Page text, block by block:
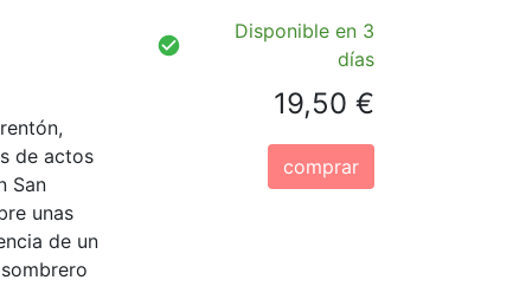
de actos
San
unas
de un
Disponible en 3
días
19,50 €
comprar